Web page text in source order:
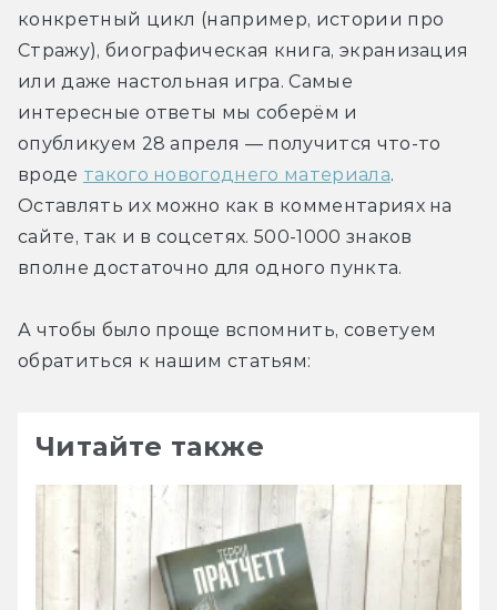
конкретный цикл (например, истории про
Стражу), биографическая книга, экранизация
или даже настольная игра. Самые
интересные ответы мы соберём и
опубликуем 28 апреля — получится что-то
вроде такого новогоднего материала.
Оставлять их можно как в комментариях на
сайте, так и в соцсетях. 500-1000 знаков
вполне достаточно для одного пункта.
А чтобы было проще вспомнить, советуем
обратиться к нашим статьям:
Читайте также